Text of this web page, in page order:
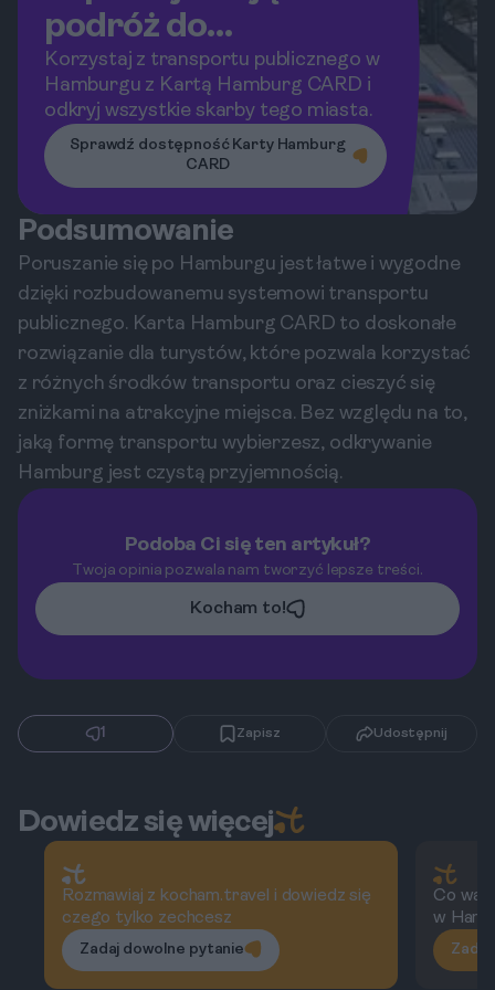
podróż do
Hamburga!
Korzystaj z transportu publicznego w
Hamburgu z Kartą Hamburg CARD i
odkryj wszystkie skarby tego miasta.
Sprawdź dostępność Karty Hamburg
CARD
Podsumowanie
Poruszanie się po Hamburgu jest łatwe i wygodne
dzięki rozbudowanemu systemowi transportu
publicznego. Karta Hamburg CARD to doskonałe
rozwiązanie dla turystów, które pozwala korzystać
z różnych środków transportu oraz cieszyć się
zniżkami na atrakcyjne miejsca. Bez względu na to,
jaką formę transportu wybierzesz, odkrywanie
Hamburg jest czystą przyjemnością.
Podoba Ci się ten artykuł?
Twoja opinia pozwala nam tworzyć lepsze treści.
Kocham to!
1 Zapisz Udostępnij
Dowiedz się więcej
Rozmawiaj z kocham.travel i dowiedz się
czego tylko zechcesz
Zadaj dowolne pytanie
Co
w